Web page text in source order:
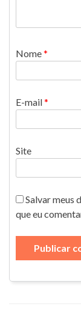
Nome*
E-mail*
Site
Salvar meus
que eu